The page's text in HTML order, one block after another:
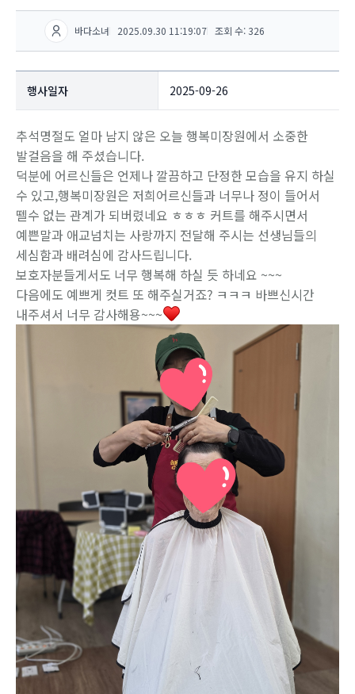
바다소녀 2025.09.30 11:19:07 조회 수: 326
행사일자 2025-09-26
추석명절도 얼마 남지 않은 오늘 행복미장원에서 소중한
발걸음을 해 주셨습니다.
덕분에 어르신들은 언제나 깔끔하고 단정한 모습을 유지 하실
수 있고,행복미장원은 저희어르신들과 너무나 정이 들어서
뗄수 없는 관계가 되버렸네요 ㅎㅎㅎ 커트를 해주시면서
예쁜말과 애교넘치는 사랑까지 전달해 주시는 선생님들의
세심함과 배려심에 감사드립니다.
보호자분들게서도 너무 행복해 하실 듯 하네요 ~~~
다음에도 예쁘게 컷트 또 해주실거죠? ㅋㅋㅋ 바쁘신시간
내주셔서 너무 감사해용~~~